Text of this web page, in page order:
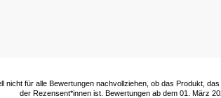
nicht für alle Bewertungen nachvollziehen, ob das Produkt,
der Rezensent*innen ist. Bewertungen ab dem 01. März